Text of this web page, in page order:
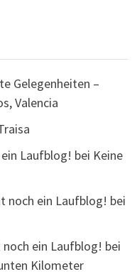
Gelegenheiten –
Valencia
Laufblog! bei Keine
noch ein Laufblog! bei
noch ein Laufblog! bei
Kilometer